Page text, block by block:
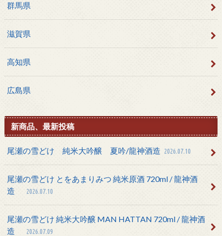
群馬県
滋賀県
高知県
広島県
新商品、最新投稿
尾瀬の雪どけ 純米大吟醸 夏吟/龍神酒造 2026.07.10
尾瀬の雪どけ とをあまりみつ 純米原酒 720ml / 龍神酒
造
2026.07.10
尾瀬の雪どけ 純米大吟醸 MAN HATTAN 720ml / 龍神酒
造
2026.07.09